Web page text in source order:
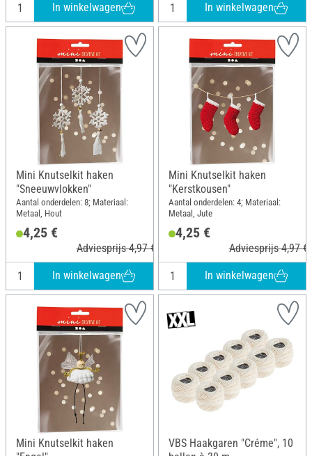
In winkelwagen In winkelwagen
Mini Knutselkit haken
"Sneeuwvlokken"
Aantal onderdelen: 8; Materiaal:
Metaal, Hout
4,25 €
Adviesprijs 4,97 €
In winkelwagen
Mini Knutselkit haken
"Kerstkousen"
Aantal onderdelen: 4; Materiaal:
Metaal, Jute
4,25 €
Adviesprijs 4,97 €
In winkelwagen
Mini Knutselkit haken
VBS Haakgaren "Créme", 10